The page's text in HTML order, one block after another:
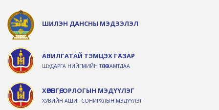
ШИЛЭН ДАНСНЫ МЭДЭЭЛЭЛ
АВИЛГАТАЙ ТЭМЦЭХ ГАЗАР
ШУДАРГА НИЙГМИЙН ТӨЛӨӨ ХАМТДАА
ХӨРӨНГӨ, ОРЛОГЫН МЭДҮҮЛЭГ
ХУВИЙН АШИГ СОНИРХЛЫН МЭДҮҮЛЭГ